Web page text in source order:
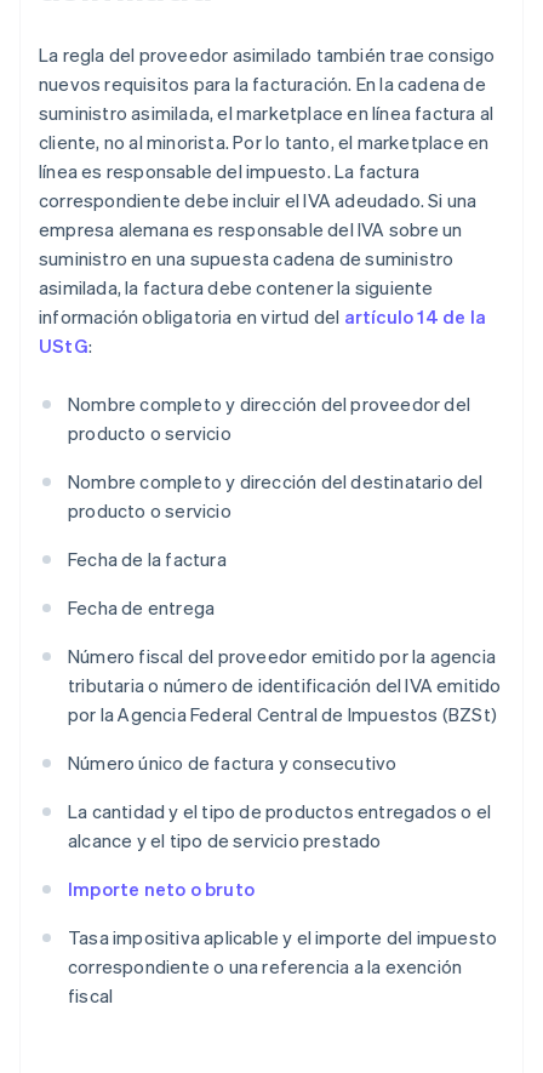
La regla del proveedor asimilado también trae consigo
nuevos requisitos para la facturación. En la cadena de
suministro asimilada, el marketplace en línea factura al
cliente, no al minorista. Por lo tanto, el marketplace en
línea es responsable del impuesto. La factura
correspondiente debe incluir el IVA adeudado. Si una
empresa alemana es responsable del IVA sobre un
suministro en una supuesta cadena de suministro
asimilada, la factura debe contener la siguiente
información obligatoria en virtud del artículo 14 de la
UStG:
Nombre completo y dirección del proveedor del
producto o servicio
Nombre completo y dirección del destinatario del
producto o servicio
Fecha de la factura
Fecha de entrega
Número fiscal del proveedor emitido por la agencia
tributaria o número de identificación del IVA emitido
por la Agencia Federal Central de Impuestos (BZSt)
Número único de factura y consecutivo
La cantidad y el tipo de productos entregados o el
alcance y el tipo de servicio prestado
Importe neto o bruto
Tasa impositiva aplicable y el importe del impuesto
correspondiente o una referencia a la exención
fiscal